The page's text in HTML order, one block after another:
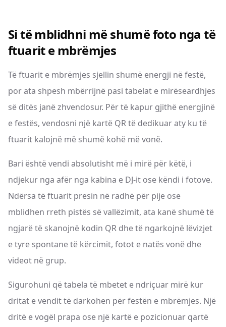
Si të mblidhni më shumë foto nga të
ftuarit e mbrëmjes
Të ftuarit e mbrëmjes sjellin shumë energji në festë,
por ata shpesh mbërrijnë pasi tabelat e mirëseardhjes
së ditës janë zhvendosur. Për të kapur gjithë energjinë
e festës, vendosni një kartë QR të dedikuar aty ku të
ftuarit kalojnë më shumë kohë më vonë.
Bari është vendi absolutisht më i mirë për këtë, i
ndjekur nga afër nga kabina e DJ-it ose këndi i fotove.
Ndërsa të ftuarit presin në radhë për pije ose
mblidhen rreth pistës së vallëzimit, ata kanë shumë të
ngjarë të skanojnë kodin QR dhe të ngarkojnë lëvizjet
e tyre spontane të kërcimit, fotot e natës vonë dhe
videot në grup.
Sigurohuni që tabela të mbetet e ndriçuar mirë kur
dritat e vendit të darkohen për festën e mbrëmjes. Një
dritë e vogël prapa ose një kartë e pozicionuar qartë